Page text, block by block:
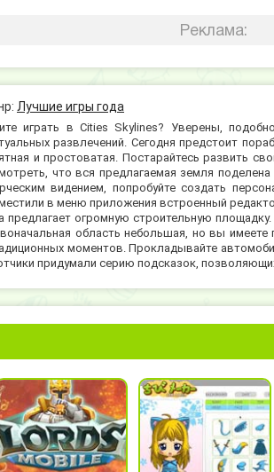
Реклама:
Лучшие игры года
играть в Cities Skylines? Уверены,
развлечений. Сегодня предстоит
и простоватая. Постарайтесь развить
что вся предлагаемая земля
видением, попробуйте создать
в меню приложения встроенный
предлагает огромную строительную
область небольшая, но вы
моментов. Прокладывайте
придумали серию подсказок,